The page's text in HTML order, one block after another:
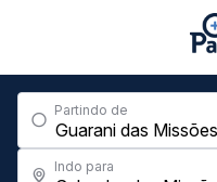
Partindo de
Indo para